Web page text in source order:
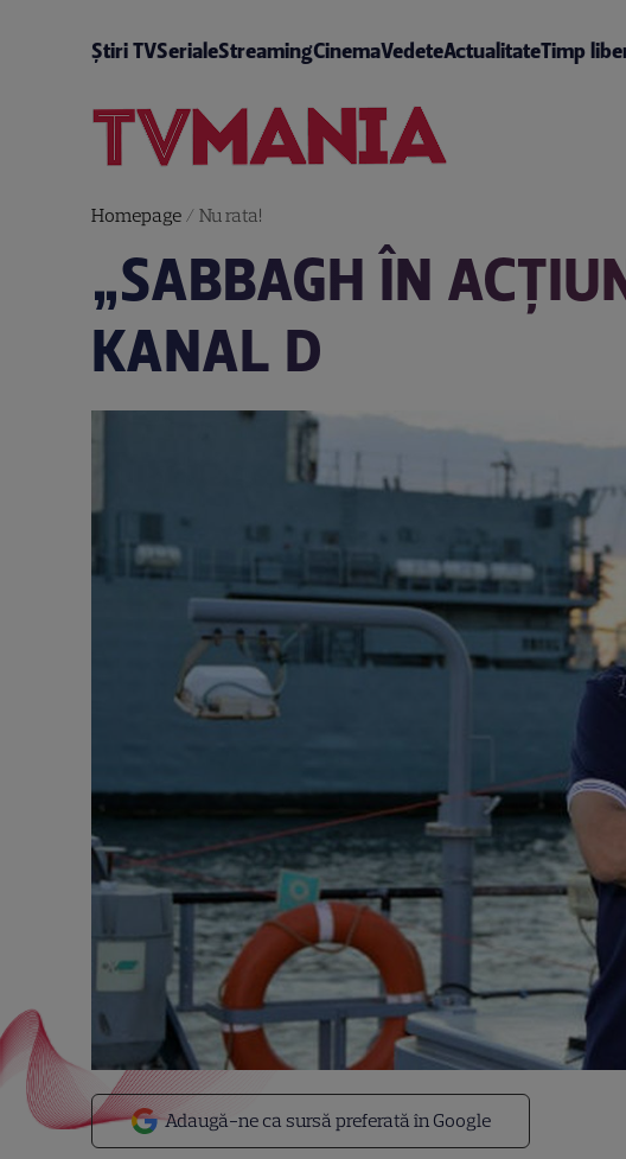
Știri TVSerialeStreamingCinemaVedeteActualitateTimp
Homepage/ Nu rata!
„SABBAGH ÎN
KANAL D
Adaugă-ne ca sursă preferată în Google